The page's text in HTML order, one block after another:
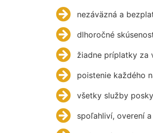
nezáväzná a
dlhoročné
žiadne príplatky za
poistenie každého
všetky služby
spoľahliví, overení